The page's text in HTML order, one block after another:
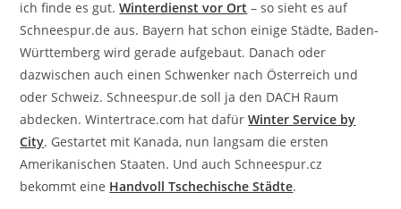
ich finde es gut.Winterdienst vor Ort – so sieht es auf
Schneespur.de aus. Bayern hat schon einige Städte, Baden-
Württemberg wird gerade aufgebaut. Danach oder
dazwischen auch einen Schwenker nach Österreich und
oder Schweiz. Schneespur.de soll ja den DACH Raum
abdecken. Wintertrace.com hat dafürWinter Service by
City. Gestartet mit Kanada, nun langsam die ersten
Amerikanischen Staaten. Und auch Schneespur.cz
bekommt eine Handvoll Tschechische Städte.